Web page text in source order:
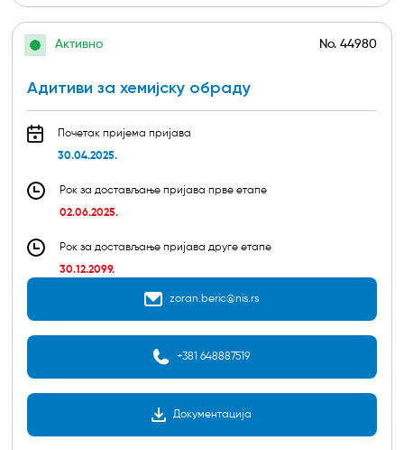
Активно No. 44980
Адитиви за хемијску обраду
Почетак пријема пријава
30.04.2025.
Рок за достављање пријава прве етапе
02.06.2025.
Рок за достављање пријава друге етапе
30.12.2099.
zoran.beric@nis.rs
+381 648887519
Документација